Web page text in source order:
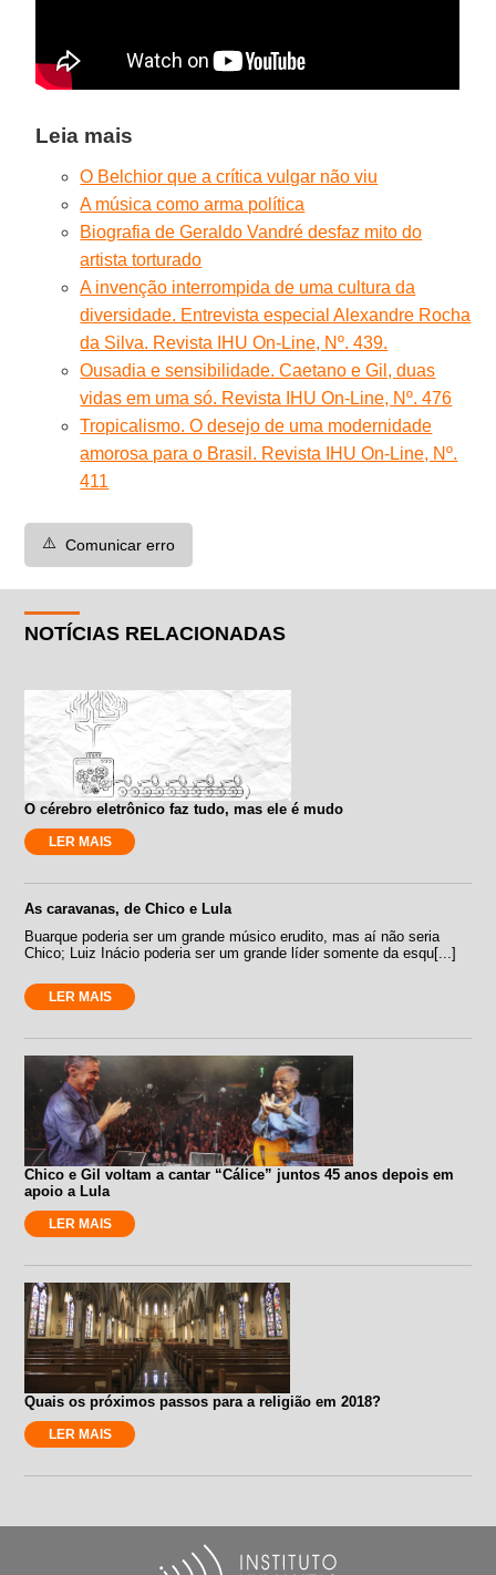
Leia mais
O Belchior que a crítica vulgar não viu
A música como arma política
Biografia de Geraldo Vandré desfaz mito do
artista torturado
A invenção interrompida de uma cultura da
diversidade. Entrevista especial Alexandre Rocha
da Silva. Revista IHU On-Line, Nº. 439.
Ousadia e sensibilidade. Caetano e Gil, duas
vidas em uma só. Revista IHU On-Line, Nº. 476
Tropicalismo. O desejo de uma modernidade
amorosa para o Brasil. Revista IHU On-Line, Nº.
411
⚠️ Comunicar erro
NOTÍCIAS RELACIONADAS
O cérebro eletrônico faz tudo, mas ele é mudo
LER MAIS
As caravanas, de Chico e Lula
Buarque poderia ser um grande músico erudito, mas aí não seria
Chico; Luiz Inácio poderia ser um grande líder somente da esqu[...]
LER MAIS
Chico e Gil voltam a cantar “Cálice” juntos 45 anos depois em
apoio a Lula
LER MAIS
Quais os próximos passos para a religião em 2018?
LER MAIS